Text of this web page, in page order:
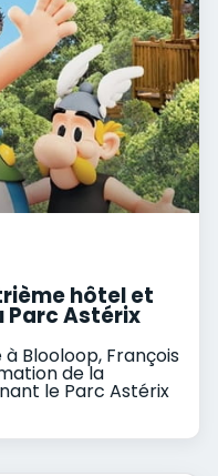
hôtel et
Parc Astérix
Blooloop, François
de la
le Parc Astérix